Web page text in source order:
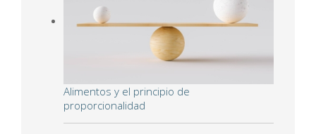
Alimentos y el principio de
proporcionalidad